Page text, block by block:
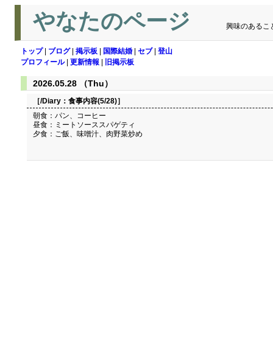
やなたのページ 興味のあるこ
トップ| ブログ| 掲示板 国際結婚 セブ| 登山
プロフィール| 更新情報 旧掲示板
2026.05.28 （Thu）
［/Diary： 食事内容(5/28)］
朝食：パン、コーヒー
昼食：ミートソーススパゲティ
夕食：ご飯、味噌汁、肉野菜炒め